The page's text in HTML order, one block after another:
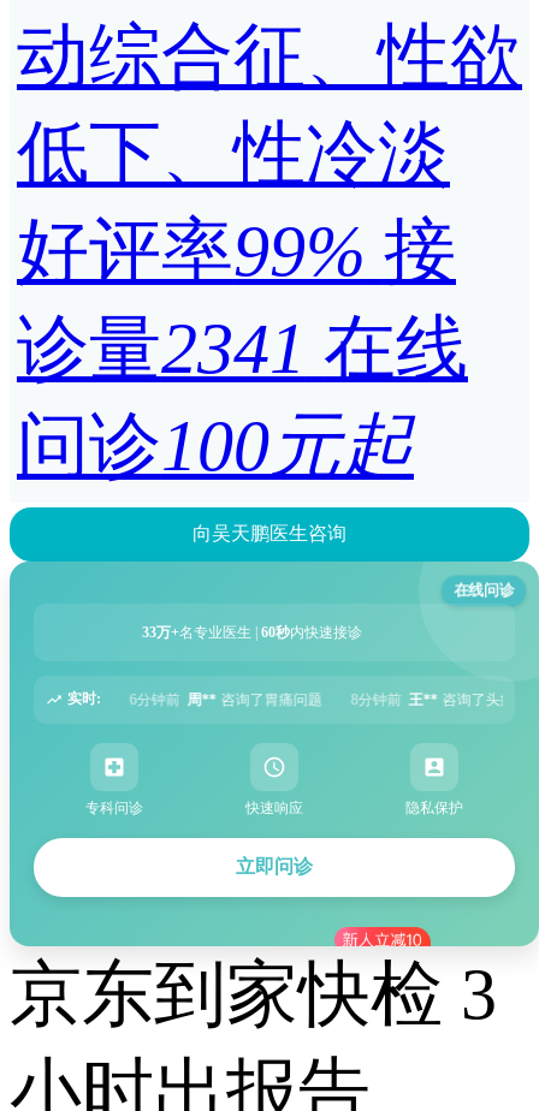
动综合征、性欲
低下、性冷淡
好评率99% 接
诊量2341 在线
问诊100元起
向吴天鹏医生咨询
在线问诊
33万+名专业医生 | 60秒内快速接诊
实时:
咨询了胃痛问题 8分钟前 王** 咨询了头痛问题 12分钟前 刘** 咨询了腹泻问
专科问诊 快速响应 隐私保护
立即问诊
京东到家快检 3
小时出报告